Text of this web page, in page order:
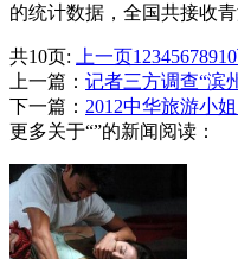
的统计数据，全国共接收
共10页: 上一页1 2345678910
上一篇： 记者三方调查“滨
下一篇： 2012中华旅游小
更多关于“”的新闻阅读：